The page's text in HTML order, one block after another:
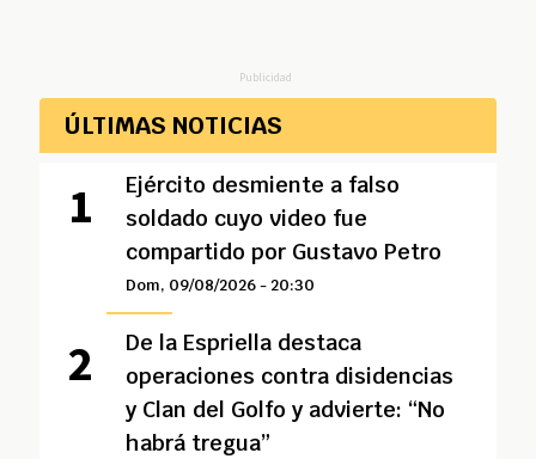
Publicidad
ÚLTIMAS NOTICIAS
Ejército desmiente a falso
soldado cuyo video fue
compartido por Gustavo Petro
Dom, 09/08/2026 - 20:30
De la Espriella destaca
operaciones contra disidencias
y Clan del Golfo y advierte: “No
habrá tregua”